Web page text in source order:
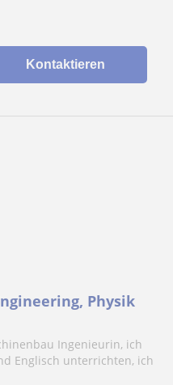
Kontaktieren
Physik
Ingenieurin, ich
Englisch unterrichten, ich